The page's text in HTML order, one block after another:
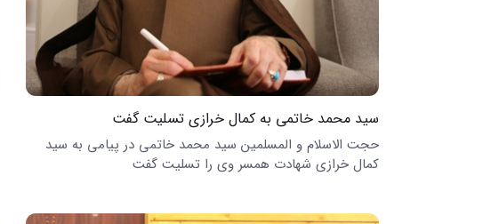
سید محمد خاتمی به کمال خرازی تسلیت گفت
حجت الاسلام و المسلمین سید محمد خاتمی در پیامی به سید
کمال خرازی شهادت همسر وی را تسلیت گفت